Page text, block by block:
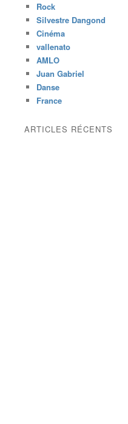
Rock
Silvestre Dangond
Cinéma
vallenato
AMLO
Juan Gabriel
Danse
France
ARTICLES RÉCENTS